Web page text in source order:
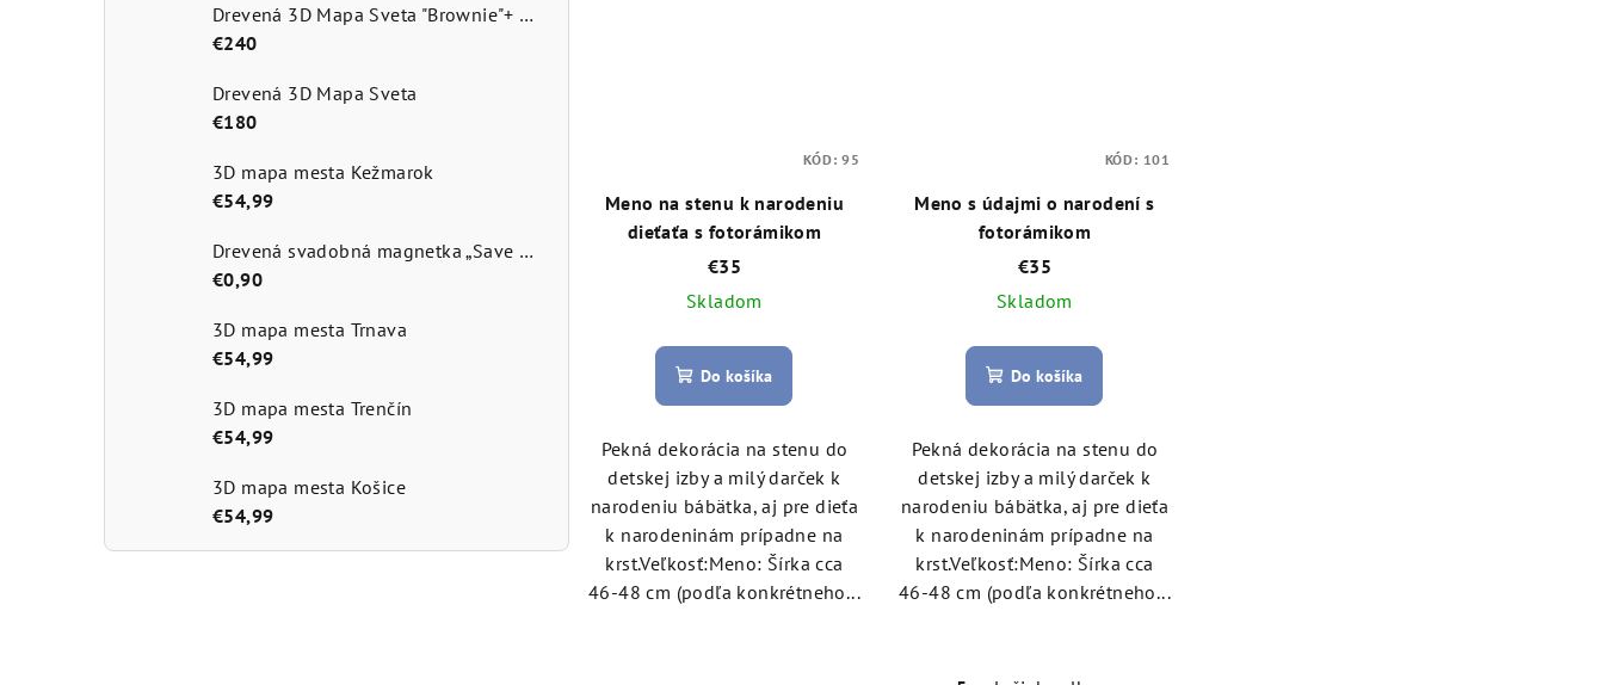
Drevená 3D Mapa Sveta "Brownie"+ názvy štátov a hlavné mestá
€240
Drevená 3D Mapa Sveta
€180
3D mapa mesta Kežmarok
€54,99
Drevená svadobná magnetka „Save the Date
€0,90
3D mapa mesta Trnava
€54,99
3D mapa mesta Trenčín
€54,99
3D mapa mesta Košice
€54,99
Meno na stenu k narodeniu
dieťaťa s fotorámikom
€35
Skladom
Do košíka
Pekná dekorácia na stenu do
detskej izby a milý darček k
narodeniu bábätka, aj pre dieťa
k narodeninám prípadne na
krst.Veľkosť:Meno: Šírka cca
46-48 cm (podľa konkrétneho...
KÓD:95
Meno s údajmi o narodení s
fotorámikom
€35
Skladom
Do košíka
Pekná dekorácia na stenu do
detskej izby a milý darček k
narodeniu bábätka, aj pre dieťa
k narodeninám prípadne na
krst.Veľkosť:Meno: Šírka cca
46-48 cm (podľa konkrétneho...
KÓD: 101